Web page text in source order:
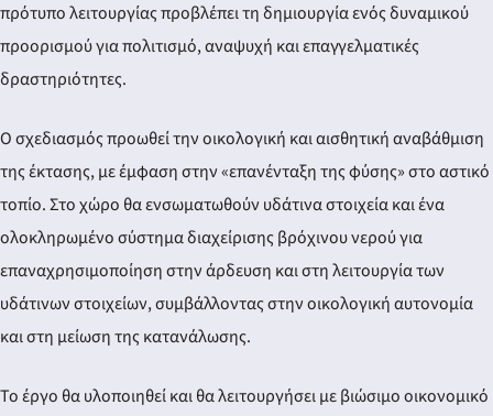
πρότυπο λειτουργίας προβλέπει τη δημιουργία ενός δυναμικού
προορισμού για πολιτισμό, αναψυχή και επαγγελματικές
δραστηριότητες.
Ο σχεδιασμός προωθεί την οικολογική και αισθητική αναβάθμιση
της έκτασης, με έμφαση στην «επανένταξη της φύσης» στο αστικό
τοπίο. Στο χώρο θα ενσωματωθούν υδάτινα στοιχεία και ένα
ολοκληρωμένο σύστημα διαχείρισης βρόχινου νερού για
επαναχρησιμοποίηση στην άρδευση και στη λειτουργία των
υδάτινων στοιχείων, συμβάλλοντας στην οικολογική αυτονομία
και στη μείωση της κατανάλωσης.
Το έργο θα υλοποιηθεί και θα λειτουργήσει με βιώσιμο οικονομικό